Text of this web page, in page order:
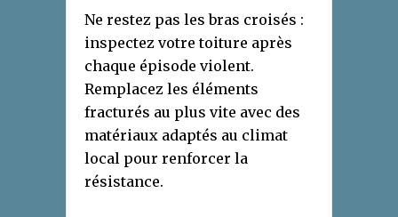
Ne restez pas les bras croisés :
inspectez votre toiture après
chaque épisode violent.
Remplacez les éléments
fracturés au plus vite avec des
matériaux adaptés au climat
local pour renforcer la
résistance.